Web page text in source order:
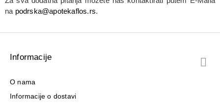
na podrska@apotekaflos.rs.
Informacije
O nama
Informacije o dostavi